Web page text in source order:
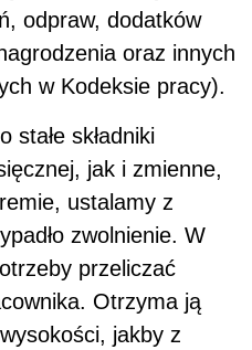
odpraw, dodatków
oraz innych
w Kodeksie pracy).
stałe składniki
jak i zmienne,
ustalamy z
zwolnienie. W
przeliczać
Otrzyma ją
jakby z